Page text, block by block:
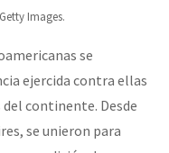
Images.
se
ejercida contra ellas
continente. Desde
se unieron para